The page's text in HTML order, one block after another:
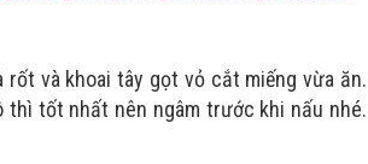
và khoai tây gọt vỏ cắt miếng vừa ăn.
thì tốt nhất nên ngâm trước khi nấu nhé.